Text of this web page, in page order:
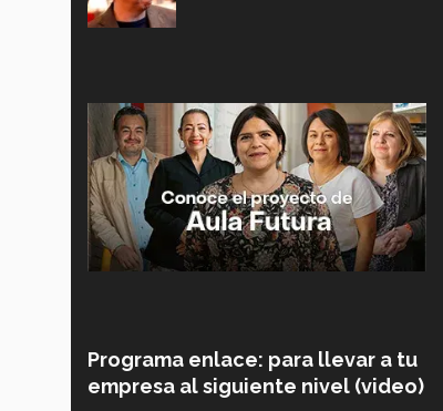
Programa enlace: para llevar a tu
empresa al siguiente nivel (video)